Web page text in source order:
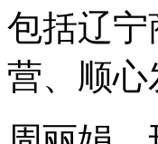
包括辽
营、顺心